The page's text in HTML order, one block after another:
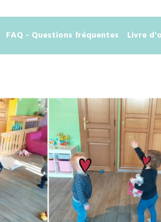
FAQ - Questions fréquentes Livre